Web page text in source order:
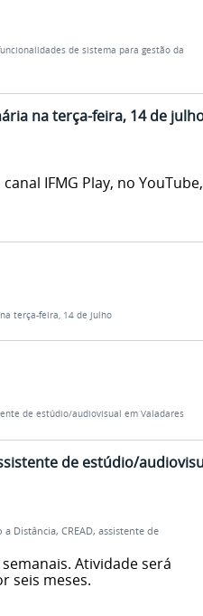
de sistema para gestão da
na terça-feira, 14 de
IFMG Play, no
terça-feira, 14 de julho
de estúdio/audiovisual em Valadares
de estúdio/
a Distância, CREAD, assistente de
Atividade será
seis meses.